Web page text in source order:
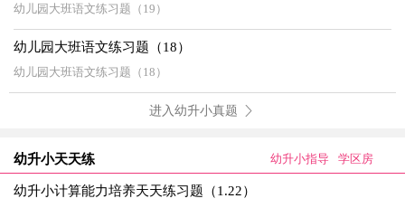
幼儿园大班语文练习题（19）
幼儿园大班语文练习题（18）
幼儿园大班语文练习题（18）
进入幼升小真题
幼升小天天练 幼升小指导 学区房
幼升小计算能力培养天天练习题（1.22）